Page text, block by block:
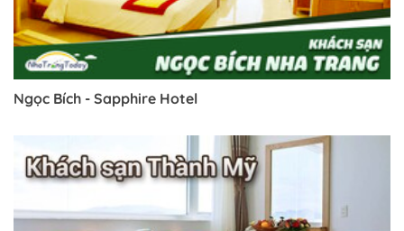
Ngọc Bích - Sapphire Hotel